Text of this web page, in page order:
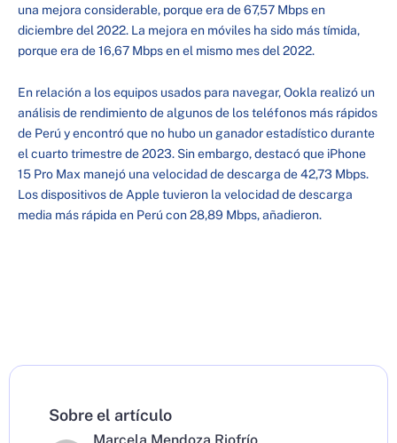
una mejora considerable, porque era de 67,57 Mbps en
diciembre del 2022. La mejora en móviles ha sido más tímida,
porque era de 16,67 Mbps en el mismo mes del 2022.
En relación a los equipos usados para navegar, Ookla realizó un
análisis de rendimiento de algunos de los teléfonos más rápidos
de Perú y encontró que no hubo un ganador estadístico durante
el cuarto trimestre de 2023. Sin embargo, destacó que iPhone
15 Pro Max manejó una velocidad de descarga de 42,73 Mbps.
Los dispositivos de Apple tuvieron la velocidad de descarga
media más rápida en Perú con 28,89 Mbps, añadieron.
Sobre el artículo
Marcela Mendoza Riofrío